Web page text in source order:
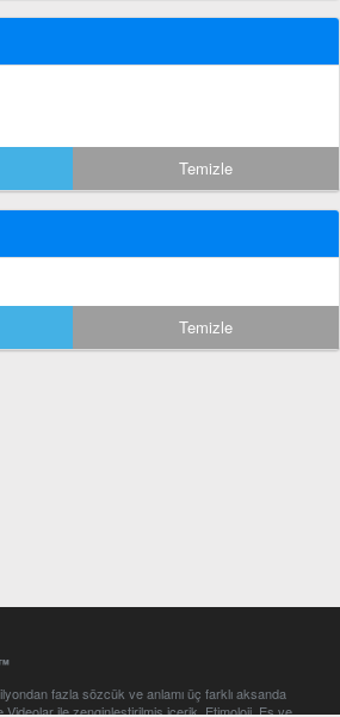
Temizle
Temizle
fazla sözcük ve anlamı üç farklı aksanda
ile zenginleştirilmiş içerik. Etimoloji, Eş ve